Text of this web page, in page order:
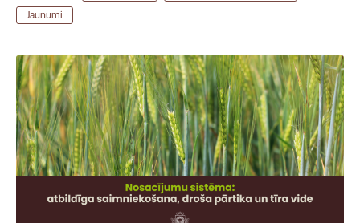
Jaunumi